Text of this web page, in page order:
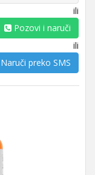
ili
Pozovi i naruči
ili
Naruči preko SMS